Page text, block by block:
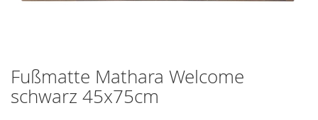
Fußmatte Mathara Welcome
schwarz 45x75cm
Zum
Anfang
der